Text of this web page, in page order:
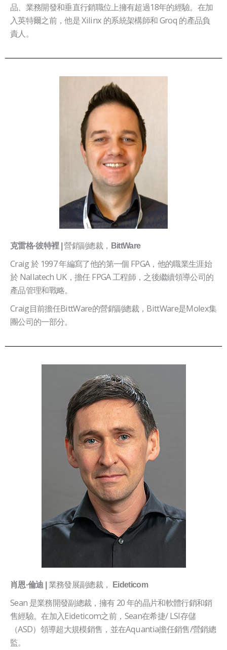
品、業務開發和垂直行銷職位上擁有超過18年的經驗。在加
入英特爾之前，他是 Xilinx 的系統架構師和 Groq 的產品負
責人。
克雷格·彼特裡 |營銷副總裁， BittWare
Craig 於 1997 年編寫了他的第一個 FPGA，他的職業生涯始
於 Nallatech UK，擔任 FPGA 工程師，之後繼續領導公司的
產品管理和戰略。
Craig目前擔任BittWare的營銷副總裁，BittWare是Molex集
團公司的一部分。
肖恩·倫迪 |業務發展副總裁， Eideticom
Sean 是業務開發副總裁，擁有 20 年的晶片和軟體行銷和銷
售經驗。在加入Eideticom之前，Sean在希捷/ LSI存儲
（ASD）領導超大規模銷售，並在Aquantia擔任銷售/營銷總
監。